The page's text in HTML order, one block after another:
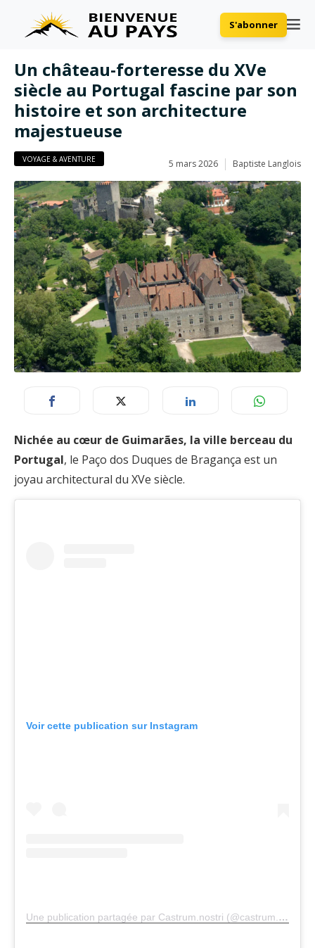
S'abonner
Un château-forteresse du XVe
siècle au Portugal fascine par son
histoire et son architecture
majestueuse
VOYAGE & AVENTURE 5 mars 2026 Baptiste Langlois
Nichée au cœur de Guimarães, la ville berceau du
Portugal, le Paço dos Duques de Bragança est un
joyau architectural du XVe siècle.
Voir cette publication sur Instagram
Une publication partagée par Castrum.nostri (@castrum.nostri)